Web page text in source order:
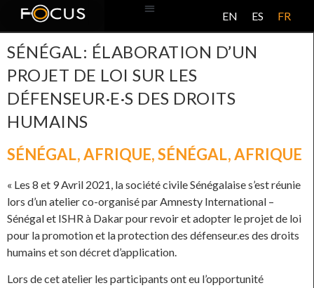
EN ES FR
SÉNÉGAL: ÉLABORATION D’UN
PROJET DE LOI SUR LES
DÉFENSEUR·E·S DES DROITS
HUMAINS
SÉNÉGAL,AFRIQUE,SÉNÉGAL,AFRIQUE
« Les 8 et 9 Avril 2021, la société civile Sénégalaise s’est réunie
lors d’un atelier co-organisé par Amnesty International –
Sénégal et ISHR à Dakar pour revoir et adopter le projet de loi
pour la promotion et la protection des défenseur.es des droits
humains et son décret d’application.
Lors de cet atelier les participants ont eu l’opportunité